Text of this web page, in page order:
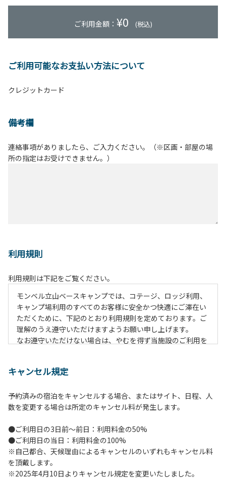
ご利用金額： ¥0 (税込)
ご利用可能なお支払い方法について
クレジットカード
備考欄
連絡事項がありましたら、ご入力ください。（※区画・部屋の場
所の指定はお受けできません。）
利用規則
利用規則は下記をご覧ください。
モンベル立山ベースキャンプでは、コテージ、ロッジ利用、
キャンプ場利用のすべてのお客様に安全かつ快適にご滞在い
ただくために、下記のとおり利用規則を定めております。ご
理解のうえ遵守いただけますようお願い申し上げます。
なお遵守いただけない場合は、やむを得ず当施設のご利用を
【施設全体に関する注意事項】
２.利用上のルールを遵守いただき、ご自身で事故防止に努め
てください。
４.場内を車で移動する場合は、徐行運転（5km/h以下）を
行ってください。
５.施設内は土足禁止です。
６.コテージ・ロッジ棟内は禁煙です。
７.ゴミは分別した上で、燃えるごみ以外は中身を洗い、チェ
キャンセル規定
予約済みの宿泊をキャンセルする場合、またはサイト、日程、人
数を変更する場合は所定のキャンセル料が発生します。
●ご利用日の3日前～前日：利用料金の50%
●ご利用日の当日：利用料金の100%
※自己都合、天候理由によるキャンセルのいずれもキャンセル料
を頂戴します。
※2025年4月10日よりキャンセル規定を変更いたしました。